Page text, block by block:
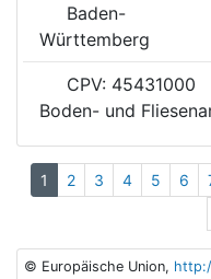
Baden-
Württemberg
CPV: 45431000
Boden- und
1 2 3 4 5 6
© Europäische Union,